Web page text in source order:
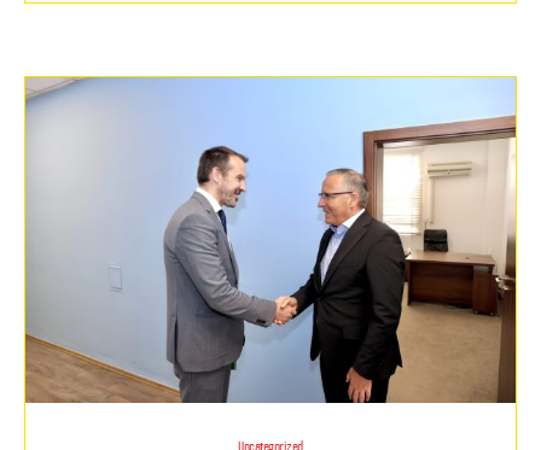
Uncategorized